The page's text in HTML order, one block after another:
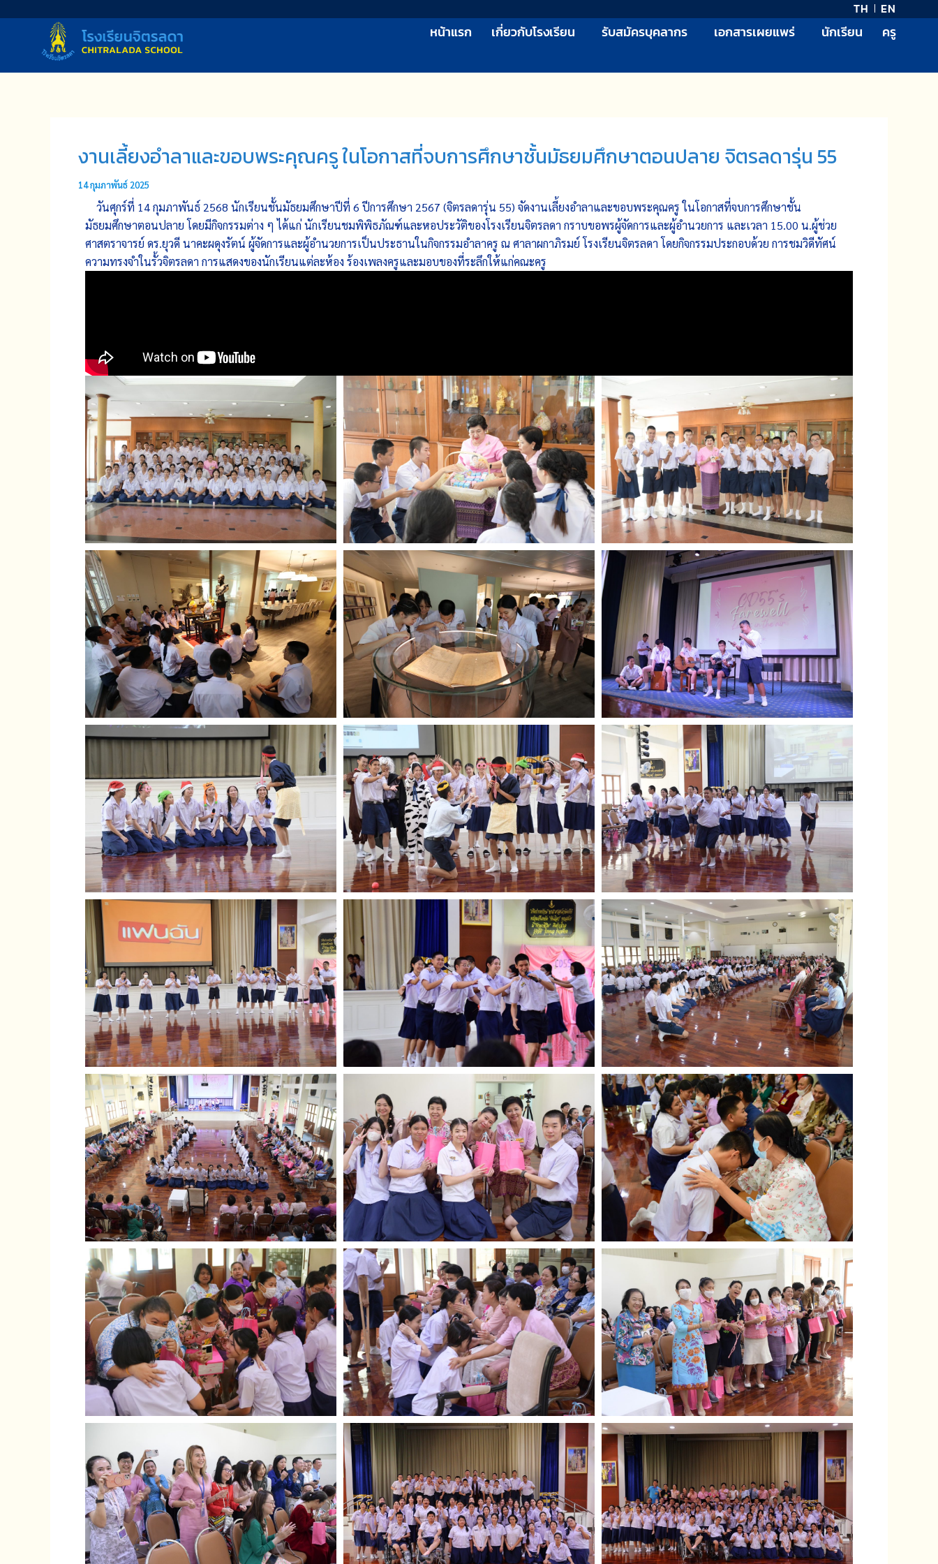
TH EN
หน้าแรก เกี่ยวกับโรงเรียน รับสมัครบุคลากร เอกสารเผยแพร่ นักเรียน ครู
งานเลี้ยงอำลาและขอบพระคุณครู ในโอกาสที่จบการศึกษาชั้นมัธยมศึกษาตอนปลาย จิตรลดารุ่น 55
14 กุมภาพันธ์ 2025
วันศุกร์ที่ 14 กุมภาพันธ์ 2568 นักเรียนชั้นมัธยมศึกษาปีที่ 6 ปีการศึกษา 2567 (จิตรลดารุ่น 55) จัดงานเลี้ยงอำลาและขอบพระคุณครู ในโอกาสที่จบการศึกษาชั้น
มัธยมศึกษาตอนปลาย โดยมีกิจกรรมต่าง ๆ ได้แก่ นักเรียนชมพิพิธภัณฑ์และหอประวัติของโรงเรียนจิตรลดา กราบขอพรผู้จัดการและผู้อำนวยการ และเวลา 15.00 น.ผู้ช่วย
ศาสตราจารย์ ดร.ยุวดี นาคะผดุงรัตน์ ผู้จัดการและผู้อำนวยการเป็นประธานในกิจกรรมอำลาครู ณ ศาลาผกาภิรมย์ โรงเรียนจิตรลดา โดยกิจกรรมประกอบด้วย การชมวิดีทัศน์
ความทรงจำในรั้วจิตรลดา การแสดงของนักเรียนแต่ละห้อง ร้องเพลงครูและมอบของที่ระลึกให้แก่คณะครู